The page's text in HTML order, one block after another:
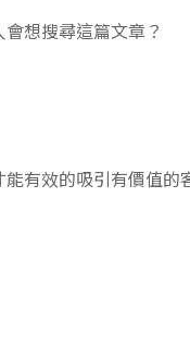
想搜尋這篇文章？
有效的吸引有價值